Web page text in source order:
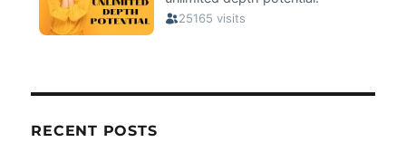
RECENT POSTS